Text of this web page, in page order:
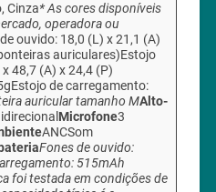
Cinza* As cores disponíveis
operadora ou
ouvido: 18,0 (L) x 21,1 (A)
auriculares)Estojo
48,7 (A) x 24,4 (P)
de carregamento:
auricular tamanho MAlto-
Microfone3
ANCSom
Fones de ouvido:
515mAh
foi testada em condições de